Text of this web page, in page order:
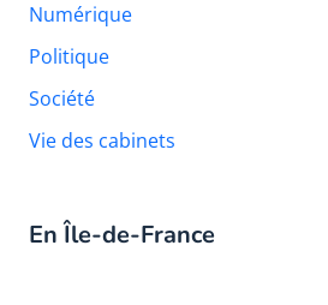
Numérique
Politique
Société
Vie des cabinets
En Île-de-France